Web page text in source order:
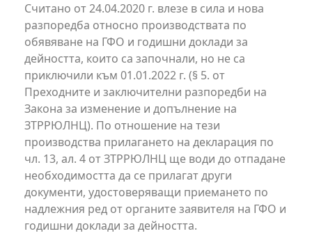
Считано от 24.04.2020 г. влезе в сила и нова
разпоредба относно производствата по
обявяване на ГФО и годишни доклади за
дейността, които са започнали, но не са
приключили към 01.01.2022 г. (§ 5. от
Преходните и заключителни разпоредби на
Закона за изменение и допълнение на
ЗТРРЮЛНЦ). По отношение на тези
производства прилагането на декларация по
чл. 13, ал. 4 от ЗТРРЮЛНЦ ще води до отпадане
необходимостта да се прилагат други
документи, удостоверяващи приемането по
надлежния ред от органите заявителя на ГФО и
годишни доклади за дейността.